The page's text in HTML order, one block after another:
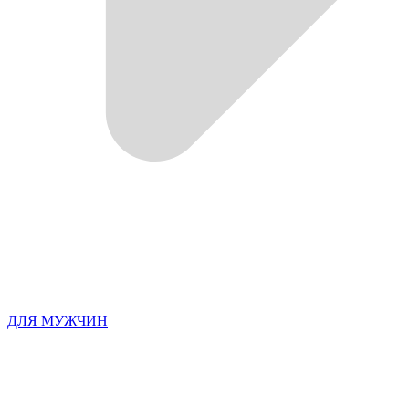
ДЛЯ МУЖЧИН